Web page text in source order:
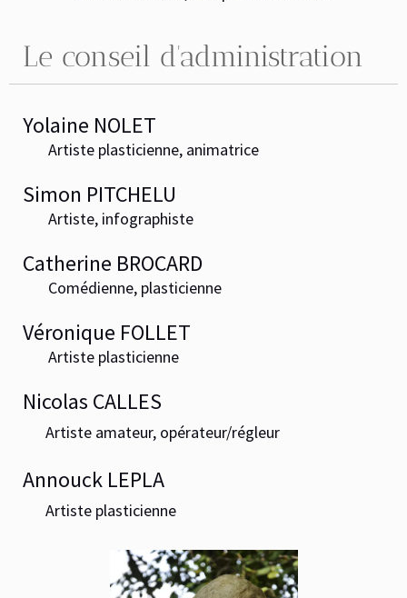
Le conseil d'administration
Yolaine NOLET
Artiste plasticienne, animatrice
Simon PITCHELU
Artiste, infographiste
Catherine BROCARD
Comédienne, plasticienne
Véronique FOLLET
Artiste plasticienne
Nicolas CALLES
Artiste amateur, opérateur/régleur
Annouck LEPLA
Artiste plasticienne